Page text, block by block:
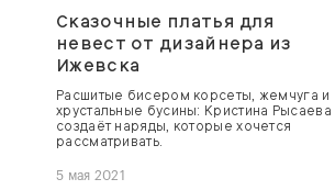
Сказочные платья для
невест от дизайнера из
Ижевска
Расшитые бисером корсеты, жемчуга и
хрустальные бусины: Кристина Рысаева
создаёт наряды, которые хочется
рассматривать.
5 мая 2021